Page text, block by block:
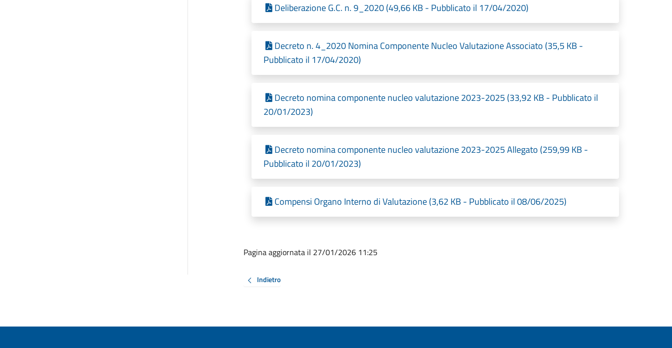
Deliberazione G.C. n. 9_2020 (49,66 KB - Pubblicato il 17/04/2020)
Decreto n. 4_2020 Nomina Componente Nucleo Valutazione Associato (35,5 KB -
Pubblicato il 17/04/2020)
Decreto nomina componente nucleo valutazione 2023-2025 (33,92 KB - Pubblicato il
20/01/2023)
Decreto nomina componente nucleo valutazione 2023-2025 Allegato (259,99 KB -
Pubblicato il 20/01/2023)
Compensi Organo Interno di Valutazione (3,62 KB - Pubblicato il 08/06/2025)
Pagina aggiornata il 27/01/2026 11:25
Indietro